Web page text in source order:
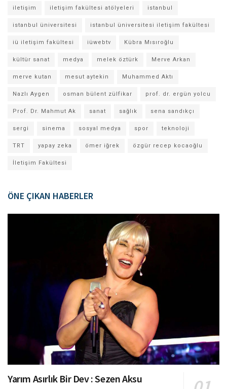
iletişim iletişim fakültesi atölyeleri istanbul
istanbul üniversitesi istanbul üniversitesi iletişim fakültesi
iü iletişim fakültesi iüwebtv Kübra Mısıroğlu
kültür sanat medya melek öztürk Merve Arkan
merve kutan mesut aytekin Muhammed Aktı
Nazlı Aygen osman bülent zülfikar prof. dr. ergün yolcu
Prof. Dr. Mahmut Ak sanat sağlık sena sandıkçı
sergi sinema sosyal medya spor teknoloji
TRT yapay zeka ömer iğrek özgür recep kocaoğlu
İletişim Fakültesi
ÖNE ÇIKAN HABERLER
Yarım Asırlık Bir Dev : Sezen Aksu